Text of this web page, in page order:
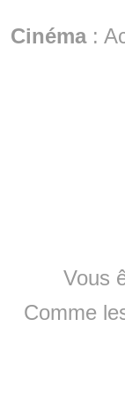
Cinéma:
Vous
Comme